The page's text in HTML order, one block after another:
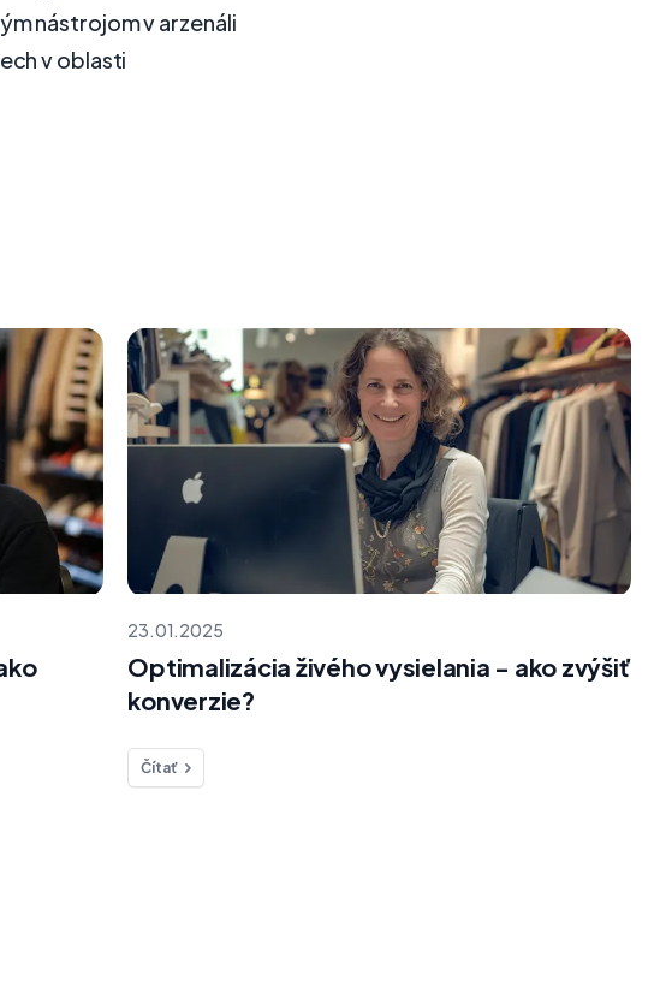
nástrojom v arzenáli
v oblasti
23.01.2025
Optimalizácia živého vysielania - ako zvýšiť
konverzie?
Čítať